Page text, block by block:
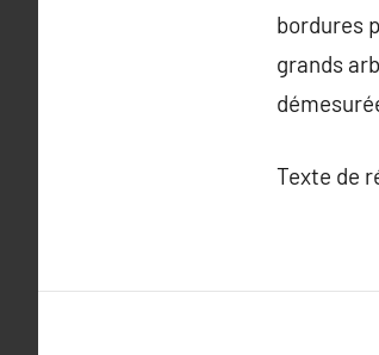
bordures
grands
Texte de